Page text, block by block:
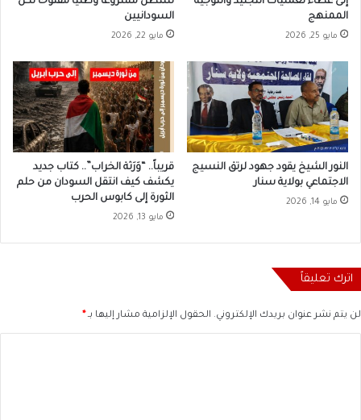
الممنهج
مايو 25, 2026
السودانيين
مايو 22, 2026
النور الشيخ يقود جهود لرتق النسيج
الاجتماعي بولاية سنار
مايو 14, 2026
قريباً.. “وَرَثة الخراب”.. كتاب جديد
يكشف كيف انتقل السودان من حلم
الثورة إلى كابوس الحرب
مايو 13, 2026
اترك تعليقاً
لن يتم نشر عنوان بريدك الإلكتروني. الحقول الإلزامية مشار إليها بـ*